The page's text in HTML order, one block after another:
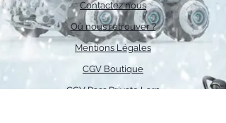
Contactez nous
Où nous retrouver ?
Mentions Légales
CGV Boutique
CGV Pass Private Larp